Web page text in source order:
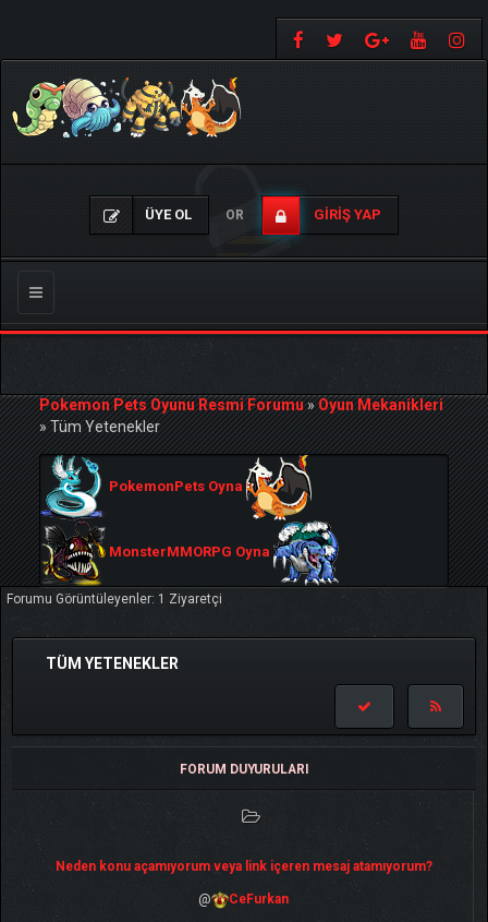
ÜYE OL OR GIRIŞ YAP
Gezinmeyi
Değiştir
Pokemon Pets Oyunu Resmi Forumu»Oyun Mekanikleri
»Tüm Yetenekler
PokemonPets Oyna
MonsterMMORPG Oyna
Forumu Görüntüleyenler: 1 Ziyaretçi
TÜM YETENEKLER
FORUM DUYURULARI
Neden konu açamıyorum veya link içeren mesaj atamıyorum?
@ CeFurkan